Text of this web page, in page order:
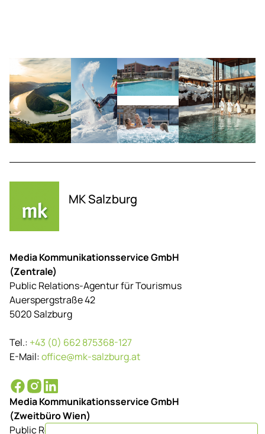
MK Salzburg
Media Kommunikationsservice GmbH
(Zentrale)
Public Relations-Agentur für Tourismus
Auerspergstraße 42
5020 Salzburg
Tel.: +43 (0) 662 875368-127
E-Mail:office@mk-salzburg.at
Media Kommunikationsservice GmbH
(Zweitbüro Wien)
Public Relations-Agentur für Tourismus